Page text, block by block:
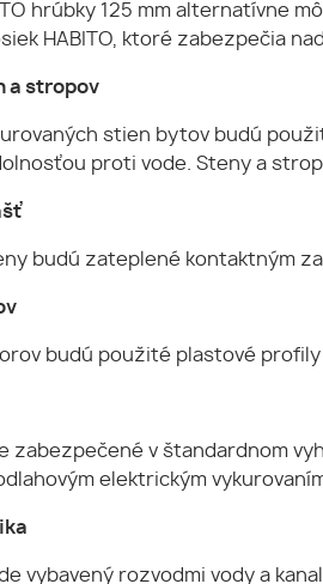
hrúbky 125 mm alternatívne
HABITO, ktoré zabezpečia
a stropov
stien bytov budú
proti vode. Steny a
budú zateplené kontaktným
budú použité plastové
zabezpečené v štandardnom
elektrickým
vybavený rozvodmi vody a